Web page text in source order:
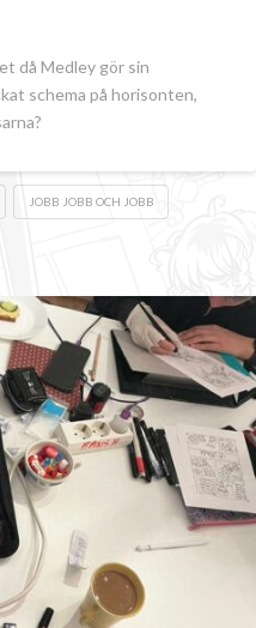
då Medley gör sin
schema på horisonten,
JOBB JOBB OCH JOBB